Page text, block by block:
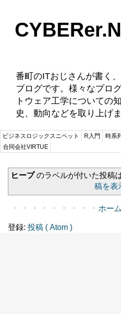
番町のITおじさんが書く
ブログです。様々なプロ
トウェア工学についての
史、動向などを取り上げま
ビジネスロジックスニペット R入門 時系
合同会社VIRTUE
ヒープのラベルが付いた投稿
稿を表
ホーム
登録: 投稿 ( Atom )